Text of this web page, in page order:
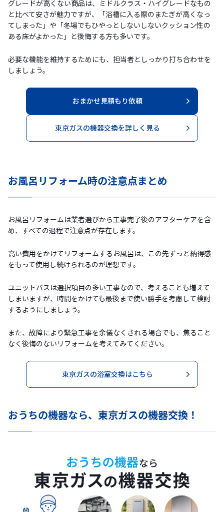
グレードが高くない商品は、ミドルクラス・ハイグレードなもの
と比べて安さが魅力ですが、「浴槽に入る際のまたぎが高くなっ
てしまった」や「冬場でもひやっとしないしないクッション性の
ある床がよかった」と後悔する方も多いです。
必要な機能を維持するためにも、担当者としっかり打ち合わせを
しましょう。
おまかせ見積もり依頼
東京ガスの機器交換を詳しく見る
お風呂リフォーム時の注意点まとめ
お風呂リフォームは業者選びから工事完了後のアフターケアを含
め、すべての過程で注意点が存在します。
高い費用をかけてリフォームするお風呂は、この先ずっと納得感
をもって使用し続けられるのが理想です。
ユニットバスは選択項目の多い工事なので、考えることも増えて
しまいますが、時間をかけても最後まで使い勝手を考慮して検討
するようにしましょう。
また、故障により緊急工事を余儀なくされる場合でも、焦ること
なく後悔のないリフォームを考えてみてください。
東京ガスの浴室交換はこちら
おうちの機器なら、東京ガスの機器交換！